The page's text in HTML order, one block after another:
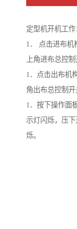
定型机开机工作
1． 点击进布机
上角进布总控
1．点击出布机
角出布总控制开
1．按下操作面
示灯闪烁，压
烁。